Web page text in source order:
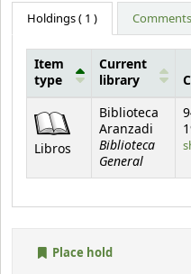
Holdings( 1 )
Item
type
Current
library
Libros
Biblioteca
Aranzadi
Biblioteca
General
Place hold